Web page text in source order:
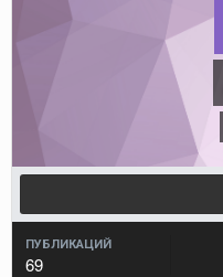
ПУБЛИКАЦИЙ
69